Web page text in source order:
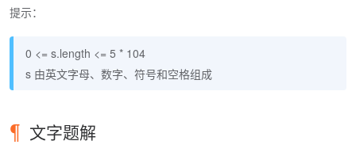
提示：
0 <= s.length <= 5 * 104
s 由英文字母、数字、符号和空格组成
文字题解